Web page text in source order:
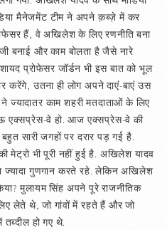
मैनेजमेंट टीम ने अपने क़ब्ज़े में कर
हैं, वे अखिलेश के लिए रणनीति बना
बनाई और काम बोलता है जैसे नारे
प्रोफेसर जॉर्डन भी इस बात को भूल
करेंगे, उतना ही लोग अपने दाएं-बाएं उस
काम शहरी मतदाताओं के लिए
एक्सप्रेस-वे हो. आज एक्सप्रेस-वे की
सारी जगहों पर दरार पड़ गई है.
भी पूरी नहीं हुई है. अखिलेश यादव
ज्यादा गुणगान करते रहे. लेकिन अखिलेश
मुलायम सिंह अपने पूरे राजनीतिक
लेते थे, जो गांवों में रहते हैं और जो
हो गए थे.